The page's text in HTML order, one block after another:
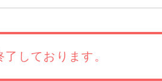
了しております。